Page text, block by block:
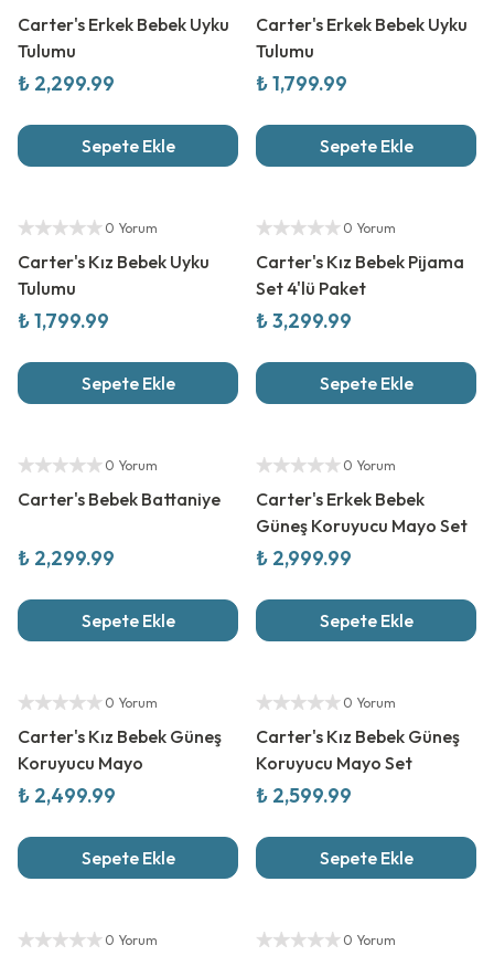
Carter's Erkek Bebek Uyku
Tulumu
₺ 2,299.99
Sepete Ekle
Carter's Erkek Bebek Uyku
Tulumu
₺ 1,799.99
Sepete Ekle
0 Yorum
Carter's Kız Bebek Uyku
Tulumu
₺ 1,799.99
Sepete Ekle
0 Yorum
Carter's Kız Bebek Pijama
Set 4'lü Paket
₺ 3,299.99
Sepete Ekle
0 Yorum
Carter's Bebek Battaniye
₺ 2,299.99
Sepete Ekle
0 Yorum
Carter's Erkek Bebek
Güneş Koruyucu Mayo Set
₺ 2,999.99
Sepete Ekle
0 Yorum
Carter's Kız Bebek Güneş
Koruyucu Mayo
₺ 2,499.99
Sepete Ekle
0 Yorum
Carter's Kız Bebek Güneş
Koruyucu Mayo Set
₺ 2,599.99
Sepete Ekle
0 Yorum 0 Yorum